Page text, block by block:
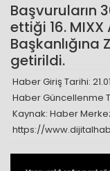
Başvuruların
ettiği 16. MIXX
Başkanlığına
getirildi.
Haber Giriş Tarihi:
Haber Güncellenme
Kaynak: Haber
https://